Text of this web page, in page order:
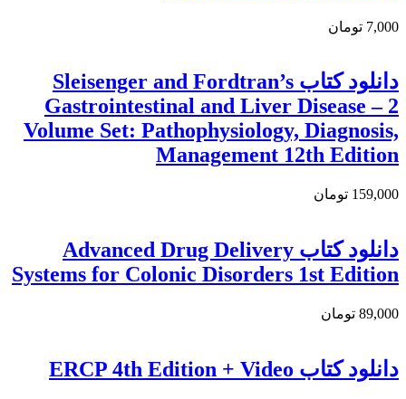
7,000 تومان
دانلود کتاب Sleisenger and Fordtran’s
Gastrointestinal and Liver Disease – 2
Volume Set: Pathophysiology, Diagnosis,
Management 12th Edition
159,000 تومان
دانلود کتاب Advanced Drug Delivery
Systems for Colonic Disorders 1st Edition
89,000 تومان
دانلود کتاب ERCP 4th Edition + Video